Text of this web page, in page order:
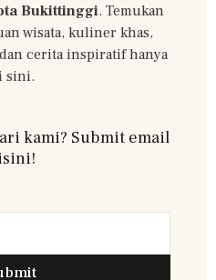
Bukittinggi. Temukan
wisata, kuliner khas,
cerita inspiratif hanya
sini.
kami? Submit email